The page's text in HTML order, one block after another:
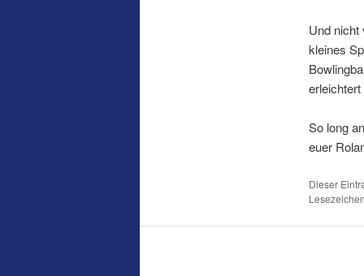
Und nicht
kleines
So long
euer
Dieser